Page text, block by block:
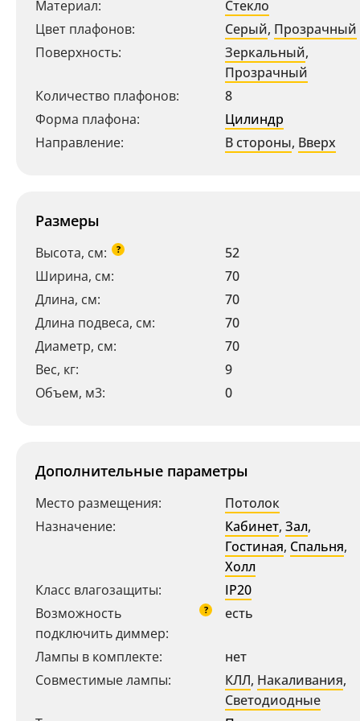
+7 (800) 775-63-32- бесплатно по России
+7 (495) 255-03-21
Материал:
Стекло
Цвет плафонов:
Серый, Прозрачный
Поверхность:
Зеркальный,
Прозрачный
Количество плафонов:
8
Форма плафона:
Цилиндр
Направление:
В стороны, Вверх
Размеры
Высота, см: ?
52
Ширина, см:
70
Длина, см:
70
Длина подвеса, см:
70
Диаметр, см:
70
Вес, кг:
9
Объем, м3:
0
Дополнительные параметры
Место размещения:
Потолок
Назначение:
Кабинет, Зал,
Гостиная, Спальня,
Холл
Класс влагозащиты:
IP20
Возможность
подключить диммер:
? есть
Лампы в комплекте:
нет
Совместимые лампы:
КЛЛ, Накаливания,
Светодиодные